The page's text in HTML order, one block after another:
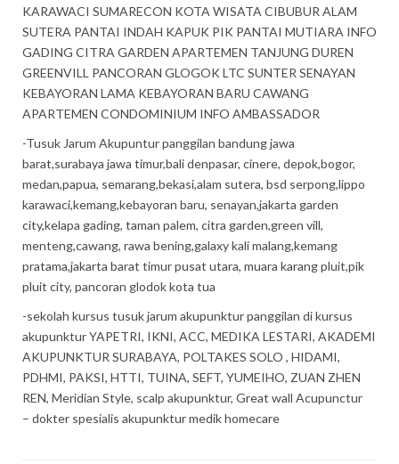
KARAWACI SUMARECON KOTA WISATA CIBUBUR ALAM
SUTERA PANTAI INDAH KAPUK PIK PANTAI MUTIARA INFO
GADING CITRA GARDEN APARTEMEN TANJUNG DUREN
GREENVILL PANCORAN GLOGOK LTC SUNTER SENAYAN
KEBAYORAN LAMA KEBAYORAN BARU CAWANG
APARTEMEN CONDOMINIUM INFO AMBASSADOR
-Tusuk Jarum Akupuntur panggilan bandung jawa
barat,surabaya jawa timur,bali denpasar, cinere, depok,bogor,
medan,papua, semarang,bekasi,alam sutera, bsd serpong,lippo
karawaci,kemang,kebayoran baru, senayan,jakarta garden
city,kelapa gading, taman palem, citra garden,green vill,
menteng,cawang, rawa bening,galaxy kali malang,kemang
pratama,jakarta barat timur pusat utara, muara karang pluit,pik
pluit city, pancoran glodok kota tua
-sekolah kursus tusuk jarum akupunktur panggilan di kursus
akupunktur YAPETRI, IKNI, ACC, MEDIKA LESTARI, AKADEMI
AKUPUNKTUR SURABAYA, POLTAKES SOLO , HIDAMI,
PDHMI, PAKSI, HTTI, TUINA, SEFT, YUMEIHO, ZUAN ZHEN
REN, Meridian Style, scalp akupunktur, Great wall Acupunctur
– dokter spesialis akupunktur medik homecare